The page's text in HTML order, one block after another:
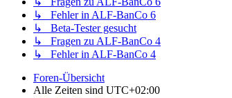
↳ Fehler in ALF-BanCo 6
↳ Beta-Tester gesucht
↳ Fragen zu ALF-BanCo 4
↳ Fehler in ALF-BanCo 4
Foren-Übersicht
Alle Zeiten sind UTC+02:00